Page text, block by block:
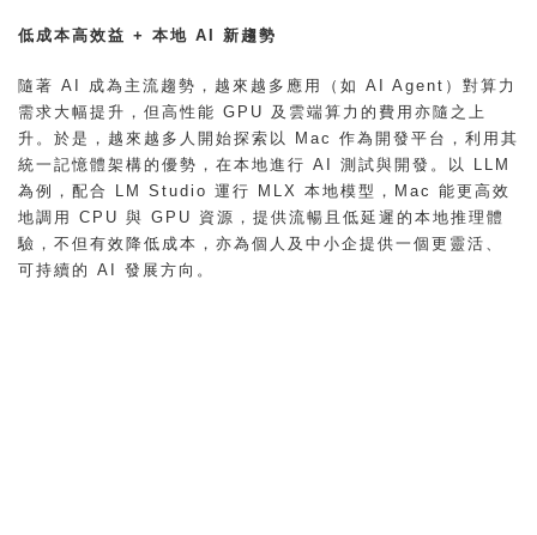
低成本高效益 + 本地 AI 新趨勢
隨著 AI 成為主流趨勢，越來越多應用（如 AI Agent）對算力
需求大幅提升，但高性能 GPU 及雲端算力的費用亦隨之上
升。於是，越來越多人開始探索以 Mac 作為開發平台，利用其
統一記憶體架構的優勢，在本地進行 AI 測試與開發。以 LLM
為例，配合 LM Studio 運行 MLX 本地模型，Mac 能更高效
地調用 CPU 與 GPU 資源，提供流暢且低延遲的本地推理體
驗，不但有效降低成本，亦為個人及中小企提供一個更靈活、
可持續的 AI 發展方向。